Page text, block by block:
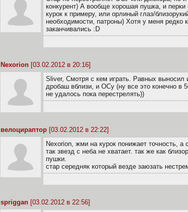
конкурент) А вообще хорошая пушка, и
курок к примеру, или орлиный глаз/
необходимости, патроны) Хотя у меня редко
заканчивались :D
Nexorion [03.02.2012 в 20:16]
Sliver, Смотря с кем играть. Равных выносил
дробаш вблизи, и ОСу (ну все это конечно в
не удалось пока перестрелять))
велоцираптор [03.02.2012 в 22:22]
Nexorion, жми на курок понижает точность, а
так звезд с неба не хватает. так же как
пушки.
стар середняк который везде заюзать
spriggan [03.02.2012 в 22:56]